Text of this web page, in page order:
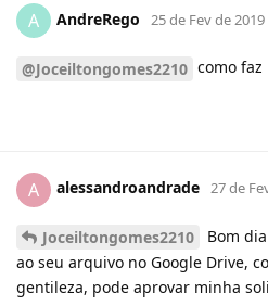
A AndreRego 25 de Fev de 2019
@Joceiltongomes2210 como faz
A alessandroandrade 27 de
Joceiltongomes2210
Bom
ao seu arquivo no Google Drive,
gentileza, pode aprovar minha